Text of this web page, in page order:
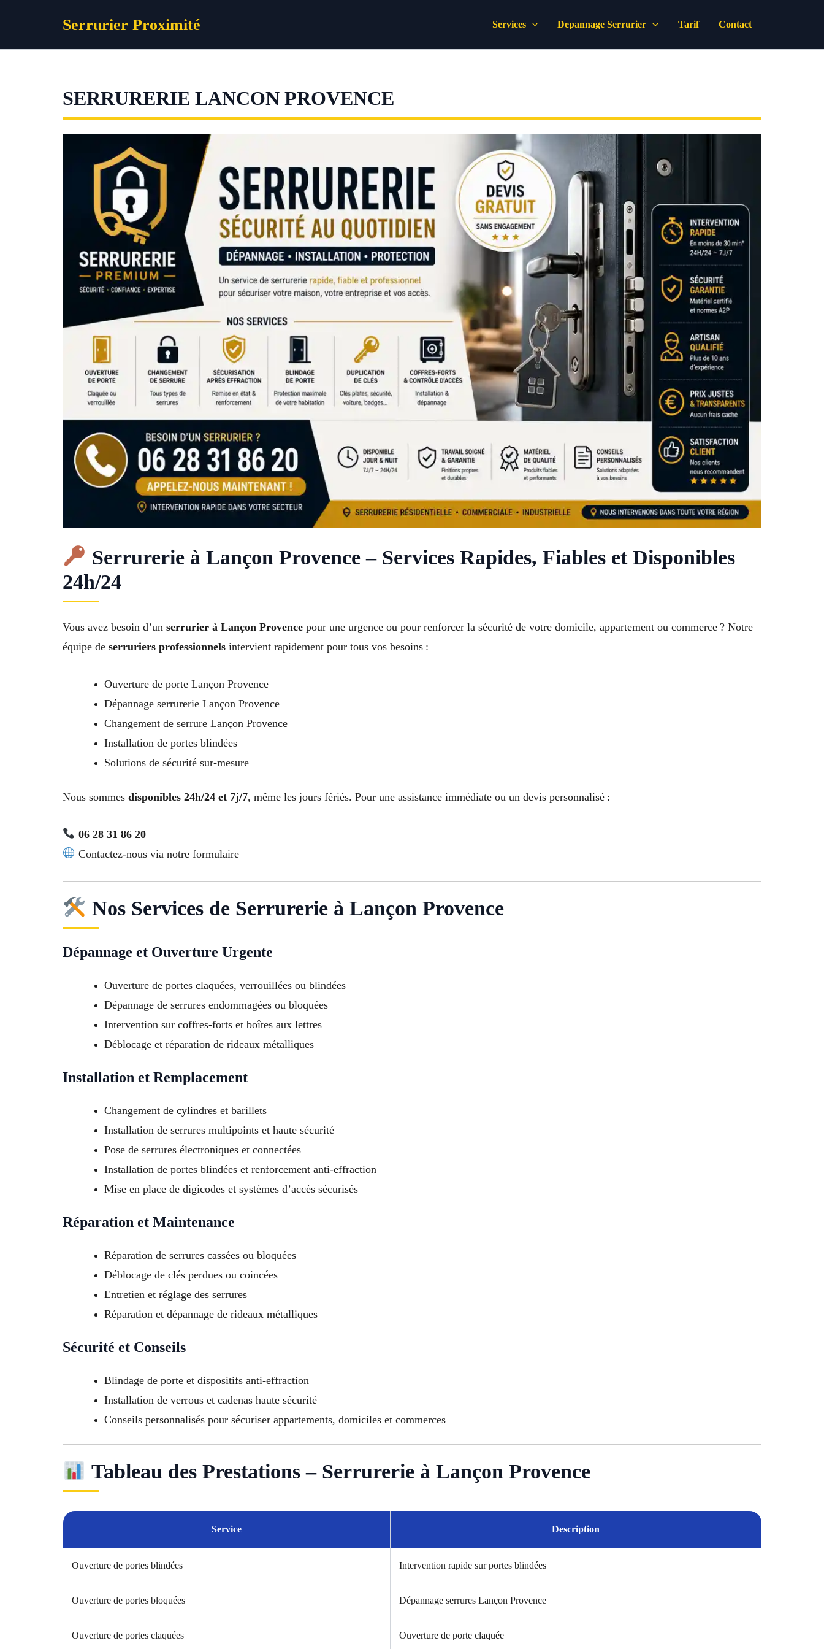
Serrurier Proximité Services Depannage Serrurier Tarif Contact
SERRURERIE LANCON PROVENCE
Serrurerie à Lançon Provence – Services Rapides, Fiables et Disponibles
24h/24
Vous avez besoin d’un serrurier à Lançon Provence pour une urgence ou pour renforcer la sécurité de votre domicile, appartement ou commerce ? Notre
équipe de serruriers professionnels intervient rapidement pour tous vos besoins :
Ouverture de porte Lançon Provence
Dépannage serrurerie Lançon Provence
Changement de serrure Lançon Provence
Installation de portes blindées
Solutions de sécurité sur-mesure
Nous sommes disponibles 24h/24 et 7j/7, même les jours fériés. Pour une assistance immédiate ou un devis personnalisé :
06 28 31 86 20
Contactez-nous via notre formulaire
Nos Services de Serrurerie à Lançon Provence
Dépannage et Ouverture Urgente
Ouverture de portes claquées, verrouillées ou blindées
Dépannage de serrures endommagées ou bloquées
Intervention sur coffres-forts et boîtes aux lettres
Déblocage et réparation de rideaux métalliques
Installation et Remplacement
Changement de cylindres et barillets
Installation de serrures multipoints et haute sécurité
Pose de serrures électroniques et connectées
Installation de portes blindées et renforcement anti-effraction
Mise en place de digicodes et systèmes d’accès sécurisés
Réparation et Maintenance
Réparation de serrures cassées ou bloquées
Déblocage de clés perdues ou coincées
Entretien et réglage des serrures
Réparation et dépannage de rideaux métalliques
Sécurité et Conseils
Blindage de porte et dispositifs anti-effraction
Installation de verrous et cadenas haute sécurité
Conseils personnalisés pour sécuriser appartements, domiciles et commerces
Tableau des Prestations – Serrurerie à Lançon Provence
Service Description
Ouverture de portes blindées Intervention rapide sur portes blindées
Ouverture de portes bloquées Dépannage serrures Lançon Provence
Ouverture de portes claquées Ouverture de porte claquée